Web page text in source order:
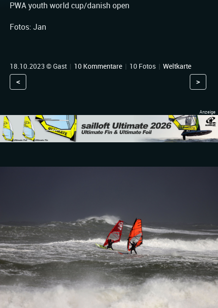
PWA youth world cup/danish open
Fotos: Jan
18.10.2023 © Gast | 10 Kommentare | 10 Fotos | Weltkarte
< >